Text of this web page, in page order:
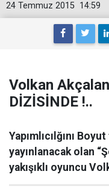
14:59
24 Temmuz 2015
Volkan
DİZİSİNDE !..
Yapımlıcılğını
yayınlanacak olan
yakışıklı oyuncu